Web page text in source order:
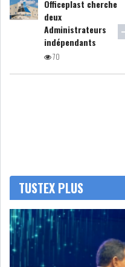
LEASING
SANTÉ
FINANCIER
HOLDING
AGRO-ALIMENTAIRE
Officeplast cherche
deux
Administrateurs
indépendants
70
TUSTEX PLUS